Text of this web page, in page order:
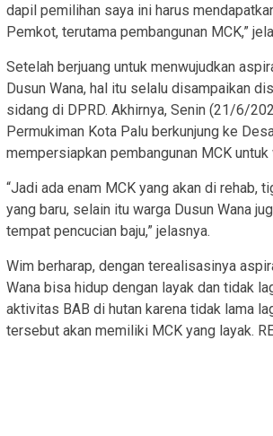
dapil pemilihan saya ini harus
Pemkot, terutama pembangunan MCK,”
Setelah berjuang untuk menwujudkan
Dusun Wana, hal itu selalu disampaikan
sidang di DPRD. Akhirnya, Senin (21/6/
Permukiman Kota Palu berkunjung ke
mempersiapkan pembangunan MCK untuk
“Jadi ada enam MCK yang akan di rehab,
yang baru, selain itu warga Dusun Wana
tempat pencucian baju,” jelasnya.
Wim berharap, dengan terealisasinya
Wana bisa hidup dengan layak dan tidak
aktivitas BAB di hutan karena tidak lama
tersebut akan memiliki MCK yang layak.